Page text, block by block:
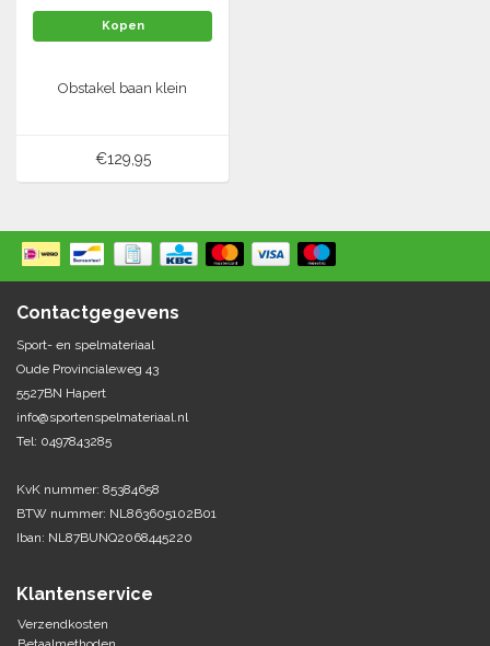
Kopen
Obstakel baan klein
€129,95
Contactgegevens
Sport- en spelmateriaal
Oude Provincialeweg 43
5527BN Hapert
info@sportenspelmateriaal.nl
Tel: 0497843285
KvK nummer: 85384658
BTW nummer: NL863605102B01
Iban: NL87BUNQ2068445220
Klantenservice
Verzendkosten